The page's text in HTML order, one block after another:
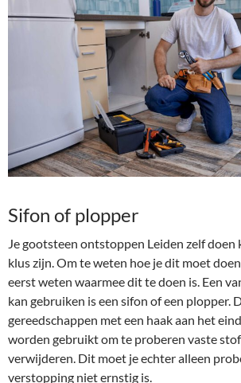
Sifon of plopper
Je gootsteen ontstoppen Leiden zelf doen
klus zijn. Om te weten hoe je dit moet
eerst weten waarmee dit te doen is. Een
kan gebruiken is een sifon of een plopper.
gereedschappen met een haak aan het
worden gebruikt om te proberen vaste
verwijderen. Dit moet je echter alleen
verstopping niet ernstig is.